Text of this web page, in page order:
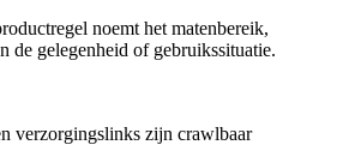
noemt het matenbereik,
de gelegenheid of gebruikssituatie.
verzorgingslinks zijn crawlbaar